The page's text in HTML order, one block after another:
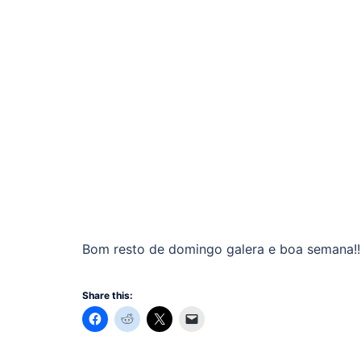
Bom resto de domingo galera e boa
Share this: